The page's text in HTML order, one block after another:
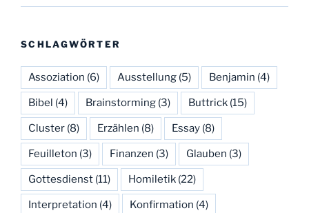
SCHLAGWÖRTER
Assoziation (6) Ausstellung (5) Benjamin (4)
Bibel (4) Brainstorming (3) Buttrick (15)
Cluster (8) Erzählen (8) Essay (8)
Feuilleton (3) Finanzen (3) Glauben (3)
Gottesdienst (11) Homiletik (22)
Interpretation (4) Konfirmation (4)